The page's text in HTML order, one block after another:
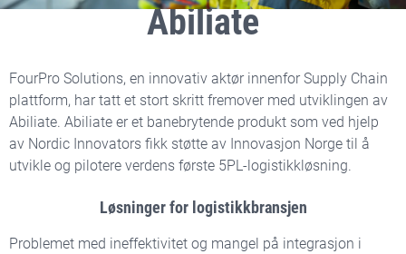
Abiliate
FourPro Solutions, en innovativ aktør innenfor Supply Chain
plattform, har tatt et stort skritt fremover med utviklingen av
Abiliate. Abiliate er et banebrytende produkt som ved hjelp
av Nordic Innovators fikk støtte av Innovasjon Norge til å
utvikle og pilotere verdens første 5PL-logistikkløsning.
Løsninger for logistikkbransjen
Problemet med ineffektivitet og mangel på integrasjon i